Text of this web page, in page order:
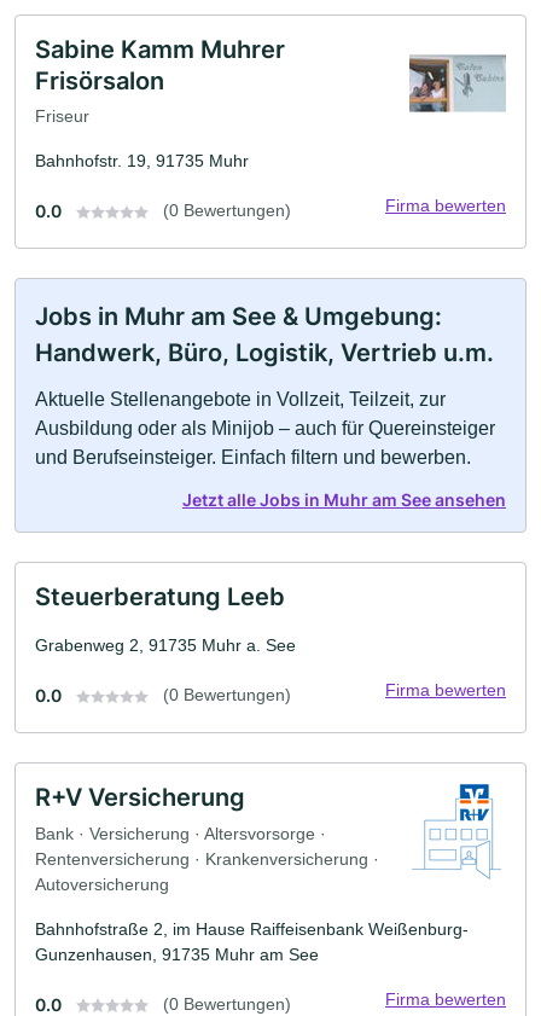
Sabine Kamm Muhrer
Frisörsalon
Friseur
Bahnhofstr. 19, 91735 Muhr
0.0 (0 Bewertungen) Firma bewerten
Jobs in Muhr am See & Umgebung:
Handwerk, Büro, Logistik, Vertrieb u.m.
Aktuelle Stellenangebote in Vollzeit, Teilzeit, zur
Ausbildung oder als Minijob – auch für Quereinsteiger
und Berufseinsteiger. Einfach filtern und bewerben.
Jetzt alle Jobs in Muhr am See ansehen
Steuerberatung Leeb
Grabenweg 2, 91735 Muhr a. See
0.0 (0 Bewertungen) Firma bewerten
R+V Versicherung
Bank · Versicherung · Altersvorsorge ·
Rentenversicherung · Krankenversicherung ·
Autoversicherung
Bahnhofstraße 2, im Hause Raiffeisenbank Weißenburg-
Gunzenhausen, 91735 Muhr am See
0.0 (0 Bewertungen) Firma bewerten